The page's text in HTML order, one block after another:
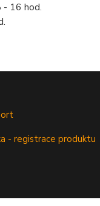
- 16 hod.
- registrace produktu